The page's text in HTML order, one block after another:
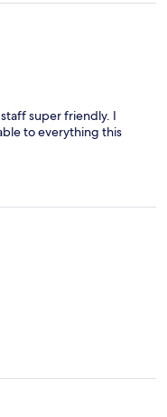
super friendly. I
to everything this